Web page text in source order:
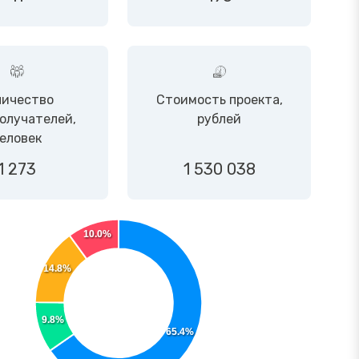
273
Стоимость проекта,
рублей
1 530 038
65.4%
9.8%
14.8%
10.0%